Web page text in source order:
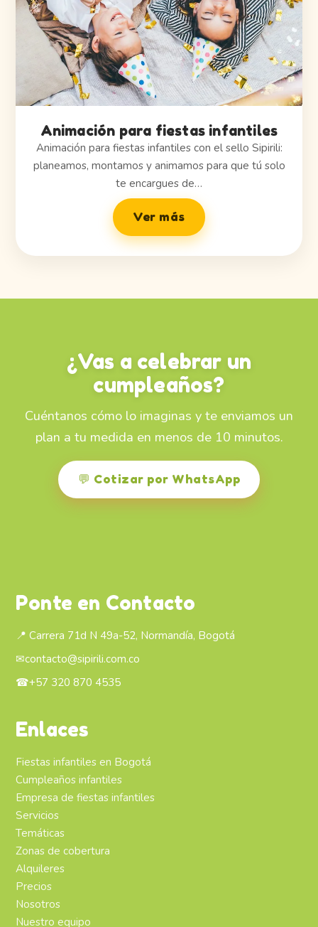
Animación para fiestas infantiles
Animación para fiestas infantiles con el sello Sipirili:
planeamos, montamos y animamos para que tú solo
te encargues de…
Ver más
¿Vas a celebrar un
cumpleaños?
Cuéntanos cómo lo imaginas y te enviamos un
plan a tu medida en menos de 10 minutos.
💬 Cotizar por WhatsApp
Ponte en Contacto
📍 Carrera 71d N 49a-52, Normandía, Bogotá
✉contacto@sipirili.com.co
☎+57 320 870 4535
Enlaces
Fiestas infantiles en Bogotá
Cumpleaños infantiles
Empresa de fiestas infantiles
Servicios
Temáticas
Zonas de cobertura
Alquileres
Precios
Nosotros
Nuestro equipo